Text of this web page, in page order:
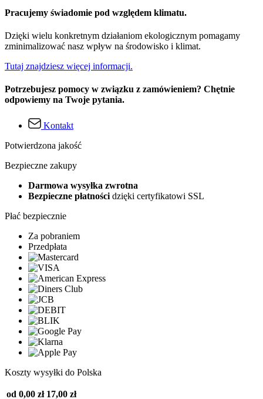
Pracujemy świadomie pod względem klimatu.
Dzięki wielu konkretnym działaniom ekologicznym pomagamy
zminimalizować nasz wpływ na środowisko i klimat.
Tutaj znajdziesz więcej informacji.
Potrzebujesz pomocy w związku z zamówieniem? Chętnie
odpowiemy na Twoje pytania.
Kontakt
Potwierdzona jakość
Bezpieczne zakupy
Darmowa wysyłka zwrotna
Bezpieczne płatności dzięki certyfikatowi SSL
Płać bezpiecznie
Za pobraniem
Przedpłata
Koszty wysyłki do Polska
od 0,00 zł 17,00 zł